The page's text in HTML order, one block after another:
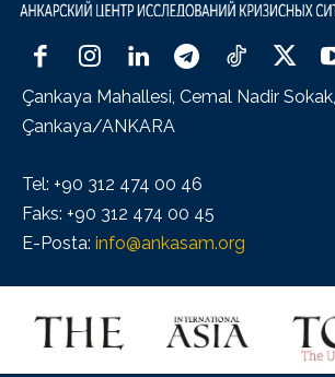
Çankaya Mahallesi, Cemal Nadir
Çankaya/ANKARA
Tel: +90 312 474 00 46
Faks: +90 312 474 00 45
E-Posta: info@ankasam.org